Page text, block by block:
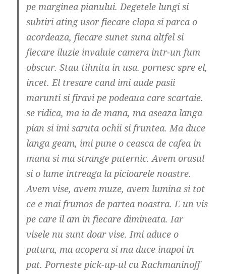
pe marginea pianului. Degetele lungi si
subtiri ating usor fiecare clapa si parca o
acordeaza, fiecare sunet suna altfel si
fiecare iluzie invaluie camera intr-un fum
obscur. Stau tihnita in usa. pornesc spre el,
incet. El tresare cand imi aude pasii
marunti si firavi pe podeaua care scartaie.
se ridica, ma ia de mana, ma aseaza langa
pian si imi saruta ochii si fruntea. Ma duce
langa geam, imi pune o ceasca de cafea in
mana si ma strange puternic. Avem orasul
si o lume intreaga la picioarele noastre.
Avem vise, avem muze, avem lumina si tot
ce e mai frumos de partea noastra. E un vis
pe care il am in fiecare dimineata. Iar
visele nu sunt doar vise. Imi aduce o
patura, ma acopera si ma duce inapoi in
pat. Porneste pick-up-ul cu Rachmaninoff